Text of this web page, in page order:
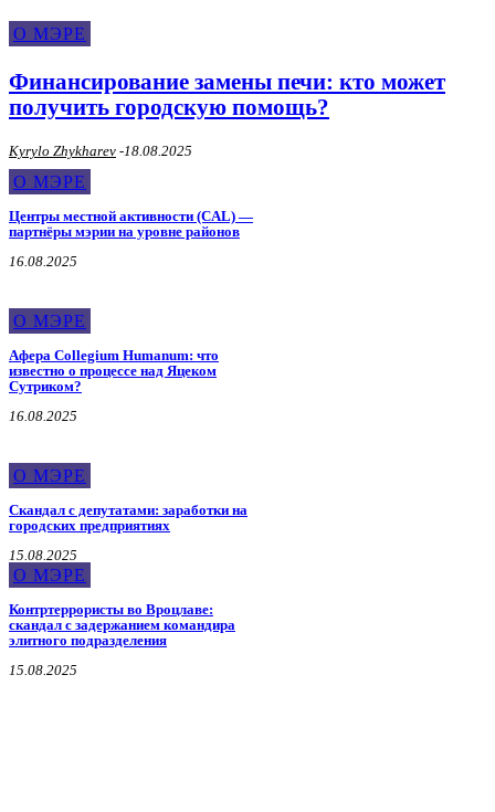
О МЭРЕ
Финансирование замены печи: кто может
получить городскую помощь?
Kyrylo Zhykharev -18.08.2025
О МЭРЕ
Центры местной активности (CAL) —
партнёры мэрии на уровне районов
16.08.2025
О МЭРЕ
Афера Collegium Humanum: что
известно о процессе над Яцеком
Сутриком?
16.08.2025
О МЭРЕ
Скандал с депутатами: заработки на
городских предприятиях
15.08.2025
О МЭРЕ
Контртеррористы во Вроцлаве:
скандал с задержанием командира
элитного подразделения
15.08.2025